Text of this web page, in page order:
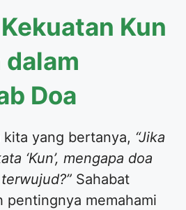
Kun
dalam
Doa
kita yang bertanya, “Jika
‘Kun’, mengapa doa
Sahabat
pentingnya memahami